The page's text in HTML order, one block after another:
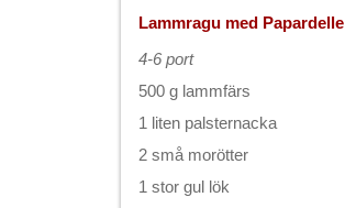
Lammragu med Papardelle
4-6 port
500 g lammfärs
1 liten palsternacka
2 små morötter
1 stor gul lök